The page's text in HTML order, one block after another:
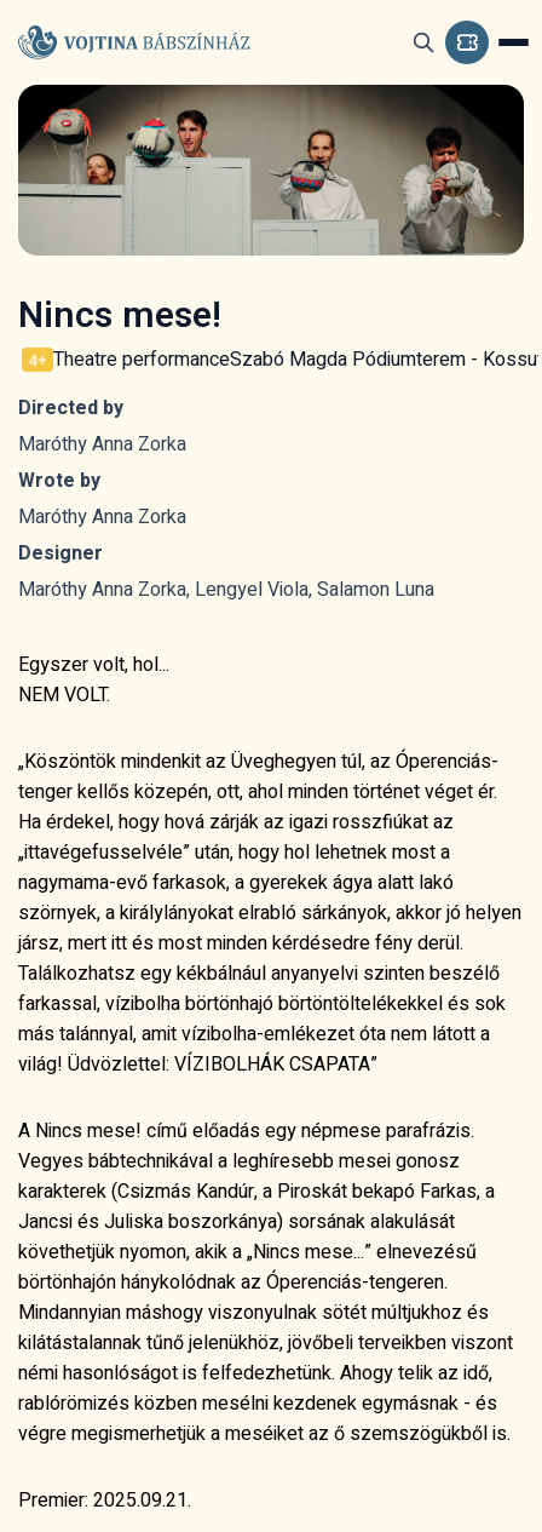
Nincs mese!
4+ Theatre performanceSzabó Magda Pódiumterem -
Directed by
Maróthy Anna Zorka
Wrote by
Maróthy Anna Zorka
Designer
Maróthy Anna Zorka, Lengyel Viola, Salamon Luna
Egyszer volt, hol...
NEM VOLT.
„Köszöntök mindenkit az Üveghegyen túl, az Óperenciás-
tenger kellős közepén, ott, ahol minden történet véget ér.
Ha érdekel, hogy hová zárják az igazi rosszfiúkat az
„ittavégefusselvéle” után, hogy hol lehetnek most a
nagymama-evő farkasok, a gyerekek ágya alatt lakó
szörnyek, a királylányokat elrabló sárkányok, akkor jó helyen
jársz, mert itt és most minden kérdésedre fény derül.
Találkozhatsz egy kékbálnául anyanyelvi szinten beszélő
farkassal, vízibolha börtönhajó börtöntöltelékekkel és sok
más talánnyal, amit vízibolha-emlékezet óta nem látott a
világ! Üdvözlettel: VÍZIBOLHÁK CSAPATA”
A Nincs mese! című előadás egy népmese parafrázis.
Vegyes bábtechnikával a leghíresebb mesei gonosz
karakterek (Csizmás Kandúr, a Piroskát bekapó Farkas, a
Jancsi és Juliska boszorkánya) sorsának alakulását
követhetjük nyomon, akik a „Nincs mese...” elnevezésű
börtönhajón hánykolódnak az Óperenciás-tengeren.
Mindannyian máshogy viszonyulnak sötét múltjukhoz és
kilátástalannak tűnő jelenükhöz, jövőbeli terveikben viszont
némi hasonlóságot is felfedezhetünk. Ahogy telik az idő,
rablórömizés közben mesélni kezdenek egymásnak - és
végre megismerhetjük a meséiket az ő szemszögükből is.
Premier: 2025.09.21.